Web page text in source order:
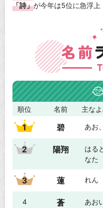
「詩」が今年は5位に急浮上
順位 名前 主な
1 碧 あお
2 陽翔
はる
なた
3 蓮 れん
4 蒼 あお